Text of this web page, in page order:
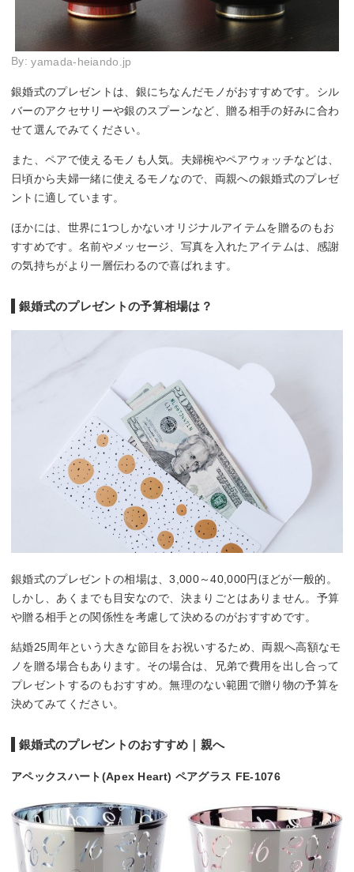
By:yamada-heiando.jp
銀婚式のプレゼントは、銀にちなんだモノがおすすめです。シル
バーのアクセサリーや銀のスプーンなど、贈る相手の好みに合わ
せて選んでみてください。
また、ペアで使えるモノも人気。夫婦椀やペアウォッチなどは、
日頃から夫婦一緒に使えるモノなので、両親への銀婚式のプレゼ
ントに適しています。
ほかには、世界に1つしかないオリジナルアイテムを贈るのもお
すすめです。名前やメッセージ、写真を入れたアイテムは、感謝
の気持ちがより一層伝わるので喜ばれます。
銀婚式のプレゼントの予算相場は？
銀婚式のプレゼントの相場は、3,000～40,000円ほどが一般的。
しかし、あくまでも目安なので、決まりごとはありません。予算
や贈る相手との関係性を考慮して決めるのがおすすめです。
結婚25周年という大きな節目をお祝いするため、両親へ高額なモ
ノを贈る場合もあります。その場合は、兄弟で費用を出し合って
プレゼントするのもおすすめ。無理のない範囲で贈り物の予算を
決めてみてください。
銀婚式のプレゼントのおすすめ｜親へ
アペックスハート(Apex Heart) ペアグラス FE-1076